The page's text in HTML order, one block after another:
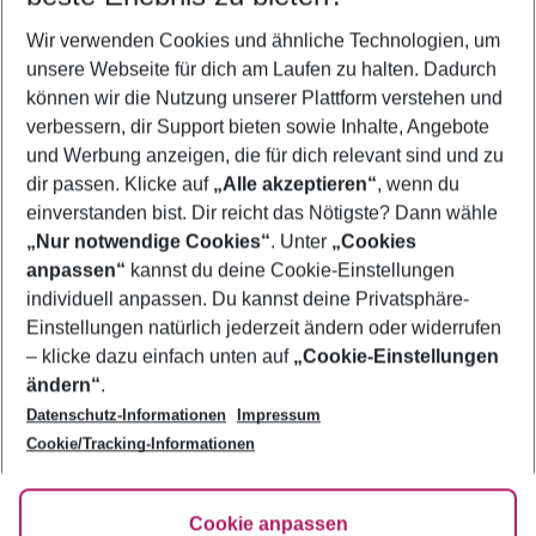
2 Erwachsene Keine Kinder
Mehr Filter anzeigen
Footer
Footer navigation
Über uns
AGB
Bestpreisgarantie
Cookie-Einstellungen ändern
Cookie-Richtlinie
Agenturbetreuung
Barrierefreies Reisen
FAQ
HanseMerkur Reiseversicherung
Folge uns
Wir verwenden Cookies und ähnliche Technologien, um
unsere Webseite für dich am Laufen zu halten. Dadurch
können wir die Nutzung unserer Plattform verstehen und
verbessern, dir Support bieten sowie Inhalte, Angebote
und Werbung anzeigen, die für dich relevant sind und zu
dir passen. Klicke auf „Alle akzeptieren“, wenn du
einverstanden bist. Dir reicht das Nötigste? Dann wähle
„Nur notwendige Cookies“. Unter „Cookies
anpassen“ kannst du deine Cookie-Einstellungen
individuell anpassen. Du kannst deine Privatsphäre-
Einstellungen natürlich jederzeit ändern oder widerrufen
– klicke dazu einfach unten auf „Cookie-Einstellungen
ändern“.
Datenschutz-Informationen
Impressum
Cookie/Tracking-Informationen
Cookie anpassen